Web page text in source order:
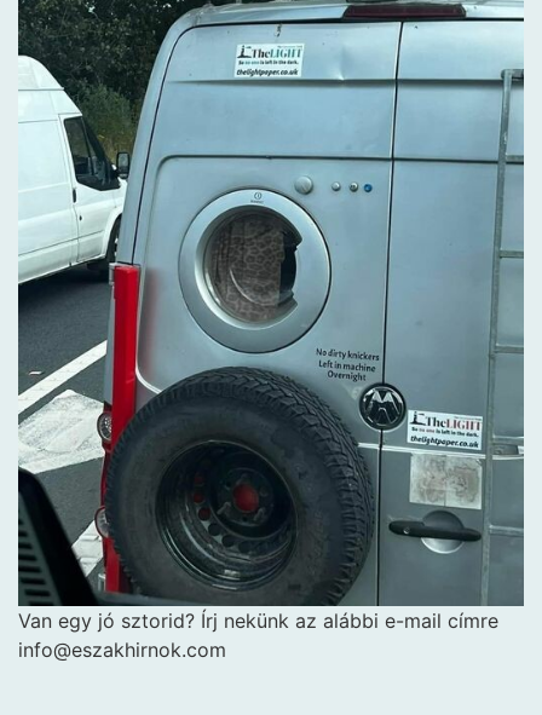
Van egy jó sztorid? Írj nekünk az alábbi e-mail címre
info@eszakhirnok.com